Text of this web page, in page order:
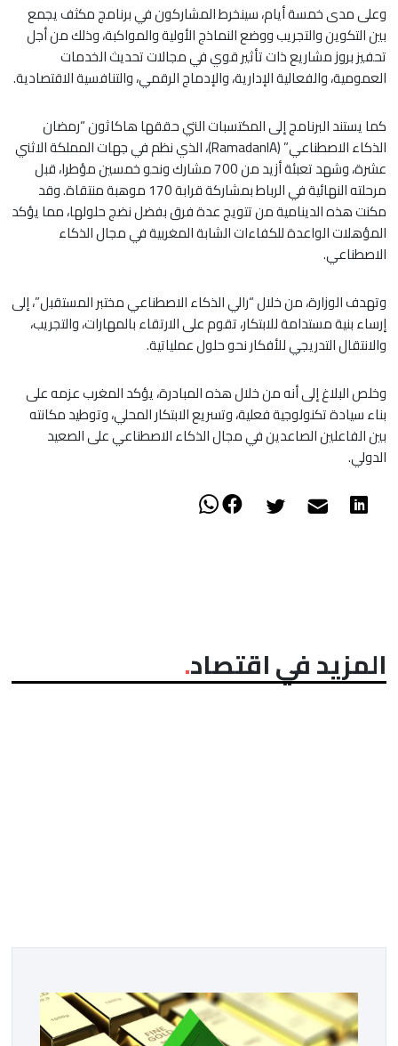
وعلى مدى خمسة أيام، سينخرط المشاركون في برنامج مكثف يجمع
بين التكوين والتجريب ووضع النماذج الأولية والمواكبة، وذلك من أجل
تحفيز بروز مشاريع ذات تأثير قوي في مجالات تحديث الخدمات
العمومية، والفعالية الإدارية، والإدماج الرقمي، والتنافسية الاقتصادية.
كما يستند البرنامج إلى المكتسبات التي حققها هاكاثون “رمضان
الذكاء الاصطناعي” (RamadanIA)، الذي نظم في جهات المملكة الاثني
عشرة، وشهد تعبئة أزيد من 700 مشارك ونحو خمسين مؤطرا، قبل
مرحلته النهائية في الرباط بمشاركة قرابة 170 موهبة منتقاة. وقد
مكنت هذه الدينامية من تتويج عدة فرق بفضل نضج حلولها، مما يؤكد
المؤهلات الواعدة للكفاءات الشابة المغربية في مجال الذكاء
الاصطناعي.
وتهدف الوزارة، من خلال “رالي الذكاء الاصطناعي مختبر المستقبل”، إلى
إرساء بنية مستدامة للابتكار، تقوم على الارتقاء بالمهارات، والتجريب،
والانتقال التدريجي للأفكار نحو حلول عملياتية.
وخلص البلاغ إلى أنه من خلال هذه المبادرة، يؤكد المغرب عزمه على
بناء سيادة تكنولوجية فعلية، وتسريع الابتكار المحلي، وتوطيد مكانته
بين الفاعلين الصاعدين في مجال الذكاء الاصطناعي على الصعيد
الدولي.
المزيد في اقتصاد